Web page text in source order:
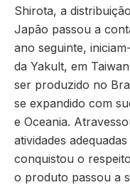
Shirota, a
Japão passou a
ano seguinte,
da Yakult, em
ser produzido no
se expandido com
e Oceania.
atividades
conquistou o
o produto passou a